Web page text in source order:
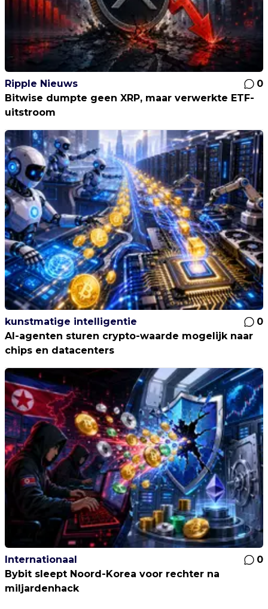
Ripple Nieuws
0
Bitwise dumpte geen XRP, maar verwerkte ETF-
uitstroom
kunstmatige intelligentie
0
AI-agenten sturen crypto-waarde mogelijk naar
chips en datacenters
Internationaal
0
Bybit sleept Noord-Korea voor rechter na
miljardenhack